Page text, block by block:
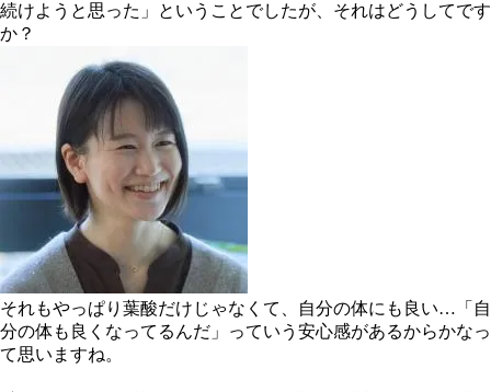
続けようと思った」ということでしたが、それはどうしてです
か？
それもやっぱり葉酸だけじゃなくて、自分の体にも良い…「自
分の体も良くなってるんだ」っていう安心感があるからかなっ
て思いますね。